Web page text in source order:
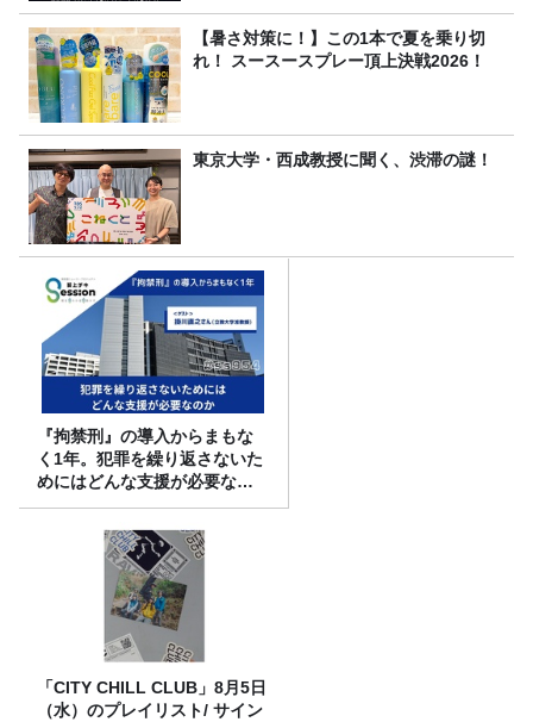
【暑さ対策に！】この1本で夏を乗り切
れ！ スースースプレー頂上決戦2026！
東京大学・西成教授に聞く、渋滞の謎！
『拘禁刑』の導入からまもな
く1年。犯罪を繰り返さないた
めにはどんな支援が必要なの
か
「CITY CHILL CLUB」8月5日
（水）のプレイリスト/ サイン